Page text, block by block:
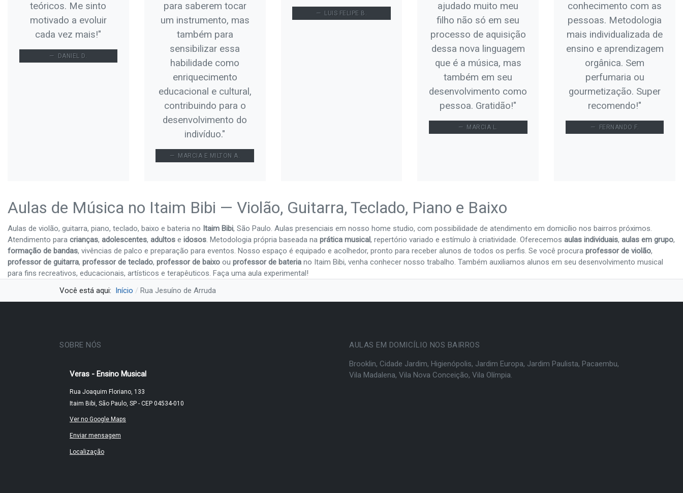
teóricos. Me sinto
motivado a evoluir
cada vez mais!"
DANIEL D.
para saberem tocar
um instrumento, mas
também para
sensibilizar essa
habilidade como
enriquecimento
educacional e cultural,
contribuindo para o
desenvolvimento do
indivíduo."
MARCIA E MILTON A.
LUIS FELIPE B.
ajudado muito meu
filho não só em seu
processo de aquisição
dessa nova linguagem
que é a música, mas
também em seu
desenvolvimento como
pessoa. Gratidão!"
MARCIA L.
conhecimento com as
pessoas. Metodologia
mais individualizada de
ensino e aprendizagem
orgânica. Sem
perfumaria ou
gourmetização. Super
recomendo!"
FERNANDO F.
Aulas de Música no Itaim Bibi — Violão, Guitarra, Teclado, Piano e Baixo
Aulas de violão, guitarra, piano, teclado, baixo e bateria no Itaim Bibi, São Paulo. Aulas presenciais em nosso home studio, com possibilidade de atendimento em domicílio nos bairros próximos.
Atendimento para crianças, adolescentes, adultos e idosos. Metodologia própria baseada na prática musical, repertório variado e estímulo à criatividade. Oferecemos aulas individuais, aulas em grupo,
formação de bandas, vivências de palco e preparação para eventos. Nosso espaço é equipado e acolhedor, pronto para receber alunos de todos os perfis. Se você procura professor de violão,
professor de guitarra, professor de teclado, professor de baixo ou professor de bateria no Itaim Bibi, venha conhecer nosso trabalho. Também auxiliamos alunos em seu desenvolvimento musical
para fins recreativos, educacionais, artísticos e terapêuticos. Faça uma aula experimental!
Você está aqui: Início Rua Jesuíno de Arruda
SOBRE NÓS
Veras - Ensino Musical
Rua Joaquim Floriano, 133
Itaim Bibi, São Paulo, SP - CEP 04534-010
Ver no Google Maps
Enviar mensagem
Localização
AULAS EM DOMICÍLIO NOS BAIRROS
Brooklin, Cidade Jardim, Higienópolis, Jardim Europa, Jardim Paulista, Pacaembu,
Vila Madalena, Vila Nova Conceição, Vila Olímpia.